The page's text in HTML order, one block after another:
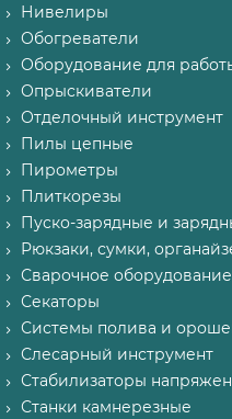
Нивелиры
Обогреватели
Оборудование для
Опрыскиватели
Отделочный инструмент
Пилы цепные
Пирометры
Плиткорезы
Пуско-зарядные и
Рюкзаки, сумки,
Сварочное оборудование
Секаторы
Системы полива и
Слесарный инструмент
Стабилизаторы
Станки камнерезные